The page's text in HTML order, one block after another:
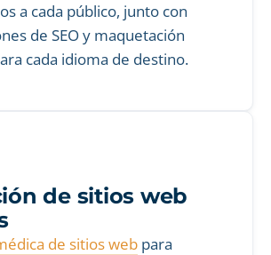
a cada público, junto con
de SEO y maquetación
cada idioma de destino.
de sitios web
de sitios web para